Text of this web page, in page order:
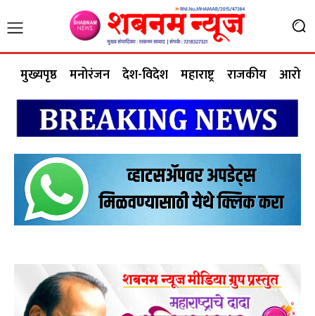
मुख्यपृष्ठ मनोरंजन देश-विदेश महाराष्ट्र राजकीय आरोग्य